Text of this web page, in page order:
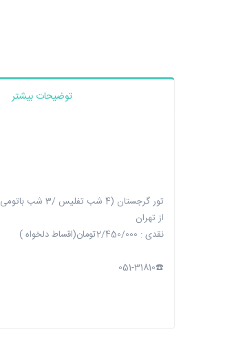
توضیحات بیشتر
تور گرجستان (4 شب تفلیس /3 شب باتومی )
از تهران
نقدی : 2/450/000تومان(اقساط دلخواه )
☎️051-31810